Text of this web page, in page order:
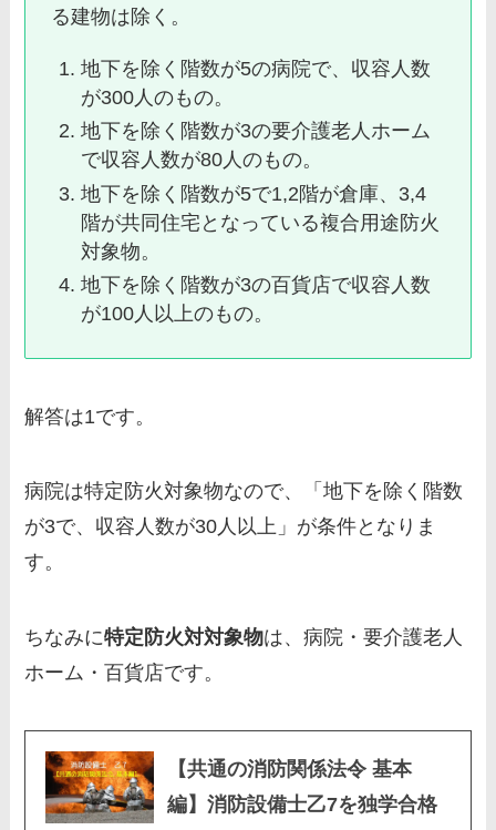
る建物は除く。
地下を除く階数が5の病院で、収容人数
が300人のもの。
地下を除く階数が3の要介護老人ホーム
で収容人数が80人のもの。
地下を除く階数が5で1,2階が倉庫、3,4
階が共同住宅となっている複合用途防火
対象物。
地下を除く階数が3の百貨店で収容人数
が100人以上のもの。
解答は1です。
病院は特定防火対象物なので、「地下を除く階数
が3で、収容人数が30人以上」が条件となりま
す。
ちなみに特定防火対対象物は、病院・要介護老人
ホーム・百貨店です。
【共通の消防関係法令 基本
編】消防設備士乙7を独学合格